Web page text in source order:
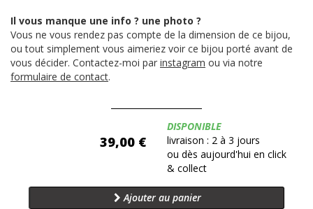
Il vous manque une info ? une photo ?
Vous ne vous rendez pas compte de la dimension de ce bijou,
ou tout simplement vous aimeriez voir ce bijou porté avant de
vous décider. Contactez-moi par instagram ou via notre
formulaire de contact.
39,00 €
Disponibilité:
DISPONIBLE
livraison : 2 à 3 jours
ou dès aujourd'hui en click
& collect
Ajouter au panier